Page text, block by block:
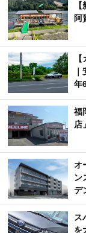
阿
年
福
店
オ
ン
デ
ス
を